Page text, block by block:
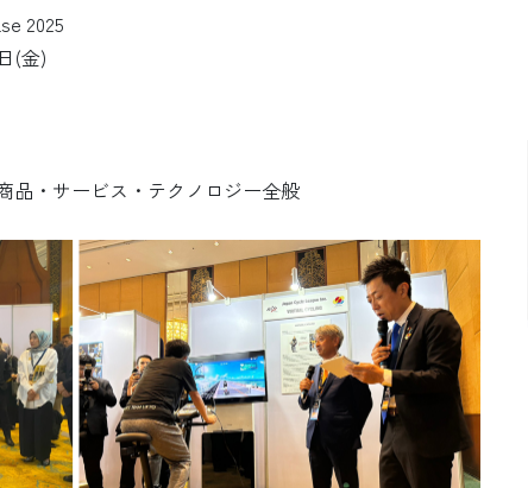
2025
(金)
品・サービス・テクノロジー全般